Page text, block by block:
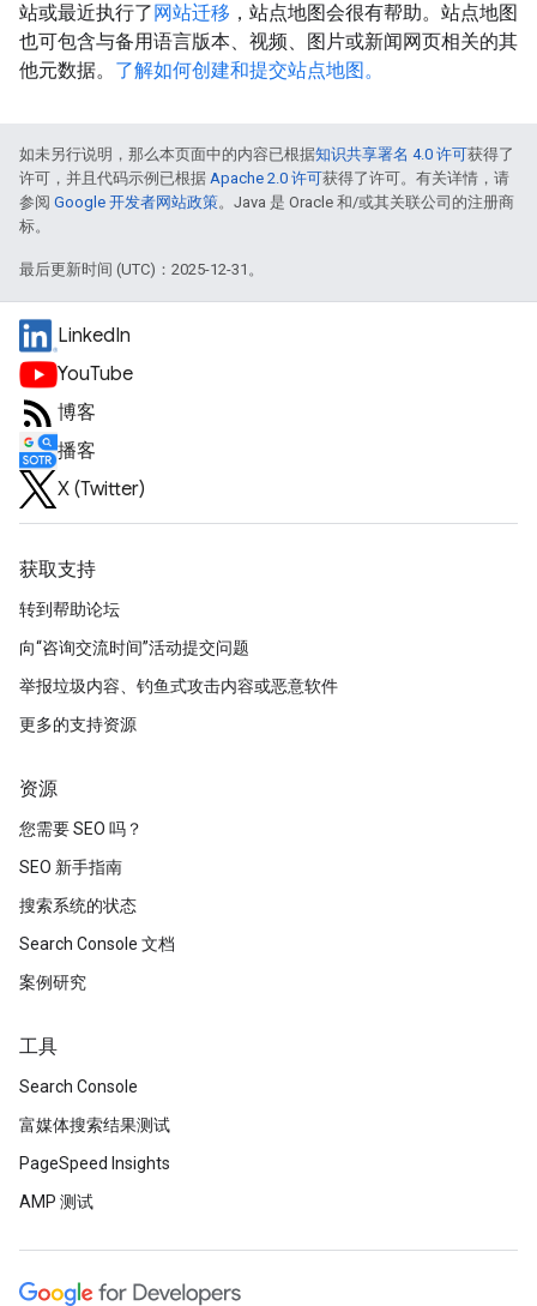
站或最近执行了网站迁移 ，站点地图会很有帮助。站点地图
也可包含与备用语言版本、视频、图片或新闻网页相关的其
他元数据。 了解如何创建和提交站点地图。
如未另行说明，那么本页面中的内容已根据知识共享署名 4.0 许可获得了
许可，并且代码示例已根据 Apache 2.0 许可获得了许可。有关详情，请
参阅 Google 开发者网站政策。Java 是 Oracle 和/或其关联公司的注册商
标。
最后更新时间 (UTC)：2025-12-31。
LinkedIn
YouTube
博客
播客
X (Twitter)
获取支持
转到帮助论坛
向“咨询交流时间”活动提交问题
举报垃圾内容、钓鱼式攻击内容或恶意软件
更多的支持资源
资源
您需要 SEO 吗？
SEO 新手指南
搜索系统的状态
Search Console 文档
案例研究
工具
Search Console
富媒体搜索结果测试
PageSpeed Insights
AMP 测试